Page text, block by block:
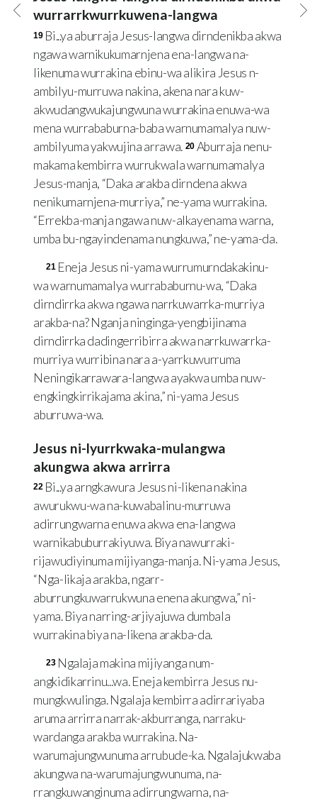
wurrarrkwurrkuwena-langwa
19 Bi...ya aburraja Jesus-langwa dirndenikba akwa
ngawa warnikukumarnjena ena-langwa na-
likenuma wurrakina ebinu-wa alikira Jesus n-
ambilyu-murruwa nakina, akena nara kuw-
akwudangwukajungwuna wurrakina enuwa-wa
mena wurrababurna-baba warnumamalya nuw-
ambilyuma yakwujina arrawa. 20 Aburraja nenu-
makama kembirra wurrukwala warnumamalya
Jesus-manja, “Daka arakba dirndena akwa
nenikumarnjena-murriya,” ne-yama wurrakina.
“Errekba-manja ngawa nuw-alkayenama warna,
umba bu-ngayindenama nungkuwa,” ne-yama-da.
21 Eneja Jesus ni-yama wurrumurndakakinu-
wa warnumamalya wurrababurnu-wa, “Daka
dirndirrka akwa ngawa narrkuwarrka-murriya
arakba-na? Nganja ninginga-yengbijinama
dirndirrka dadingerribirra akwa narrkuwarrka-
murriya wurribina nara a-yarrkuwurruma
Neningikarrawara-langwa ayakwa umba nuw-
engkingkirrikajama akina,” ni-yama Jesus
aburruwa-wa.
Jesus ni-lyurrkwaka-mulangwa
akungwa akwa arrirra
22 Bi...ya arngkawura Jesus ni-likena nakina
awurukwu-wa na-kuwabalinu-murruwa
adirrungwarna enuwa akwa ena-langwa
warnikabuburrakiyuwa. Biya nawurraki-
rijawudiyinuma mijiyanga-manja. Ni-yama Jesus,
“Nga-likaja arakba, ngarr-
aburrungkuwarrukwuna enena akungwa,” ni-
yama. Biya narring-arjiyajuwa dumbala
wurrakina biya na-likena arakba-da.
23 Ngalaja makina mijiyanga num-
angkidikarrinu...wa. Eneja kembirra Jesus nu-
mungkwulinga. Ngalaja kembirra adirrariyaba
aruma arrirra narrak-akburranga, narraku-
wardanga arakba wurrakina. Na-
warumajungwunuma arrubude-ka. Ngalajukwaba
akungwa na-warumajungwunuma, na-
rrangkuwanginuma adirrungwarna, na-